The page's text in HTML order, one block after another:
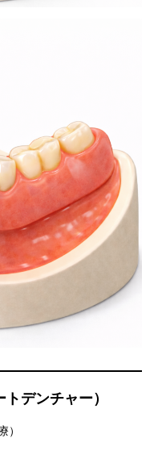
デンチャー）
）